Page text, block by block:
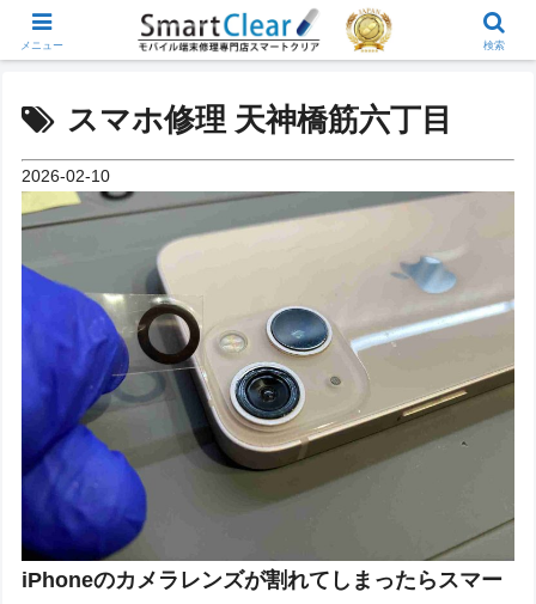
スマホ修理 天神橋筋六丁目
2026-02-10
iPhoneのカメラレンズが割れてしまったらスマー
メニュー 検索